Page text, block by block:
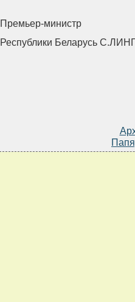
Премьер-министр
Республики Беларусь